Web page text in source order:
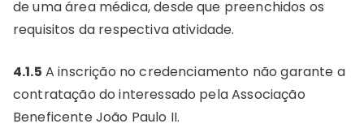
de uma área médica, desde que preenchidos os
requisitos da respectiva atividade.
4.1.5 A inscrição no credenciamento não garante a
contratação do interessado pela Associação
Beneficente João Paulo II.